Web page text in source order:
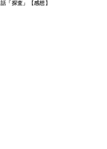
話「探査」【感想】